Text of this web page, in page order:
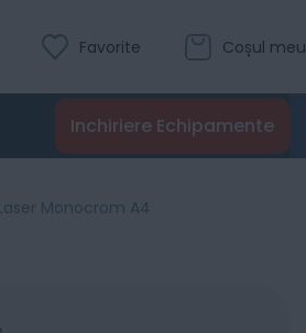
Coșul meu
Favorite
Inchiriere Echipamente
Monocrom A4
Evaluare:
0
% of 100
Recenzii
Adaugă în coș